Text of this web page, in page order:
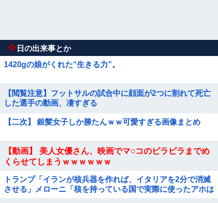
今 日の出来事とか
1420gの娘がくれた“生きる力”。
【閲覧注意】フットサルの試合中に顔面が2つに割れて死亡
した選手の動画、凄すぎる
【二次】 銀髪女子しか勝たんｗｗ可愛すぎる画像まとめ
【動画】 美人女優さん、映画でマ○コのビラビラまでめ
くらせてしまうｗｗｗｗｗｗ
トランプ「イランが核兵器を作れば、イタリアを2分で消滅
させる」メローニ「核を持っている国で実際に使ったアホは